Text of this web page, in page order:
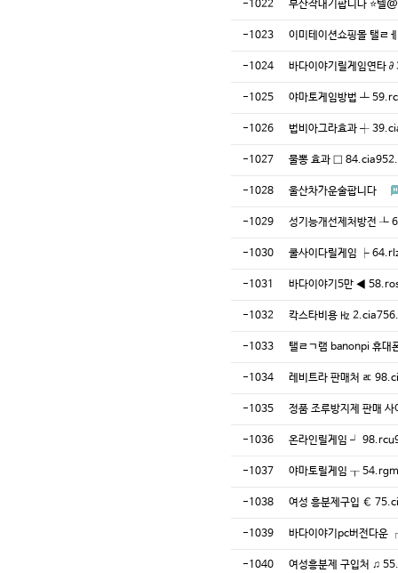
-1022 부산작대기팝니다 ⭐텔
-1023 이미테이션쇼핑몰 탤ㄹ
-1024 바다이야기릴게임연타
-1025 야마토게임방법 ┻
-1026 법비아그라효과 ┽
-1027 물뽕 효과 □
-1028 울산차가운술팝니다
-1029 성기능개선제처방전 ┺
-1030 쿨사이다릴게임 ┝
-1031 바다이야기5만 ◀
-1032 칵스타비용 ㎐
-1033 탤ㄹㄱ램 banonpi 휴대
-1034 레비트라 판매처 ㅪ
-1035 정품 조루방지제 판매
-1036 온라인릴게임 ┙
-1037 야마토릴게임 ┰
-1038 여성 흥분제구입 €
-1039 바다이야기pc버전다운
-1040 여성흥분제 구입처 ♫